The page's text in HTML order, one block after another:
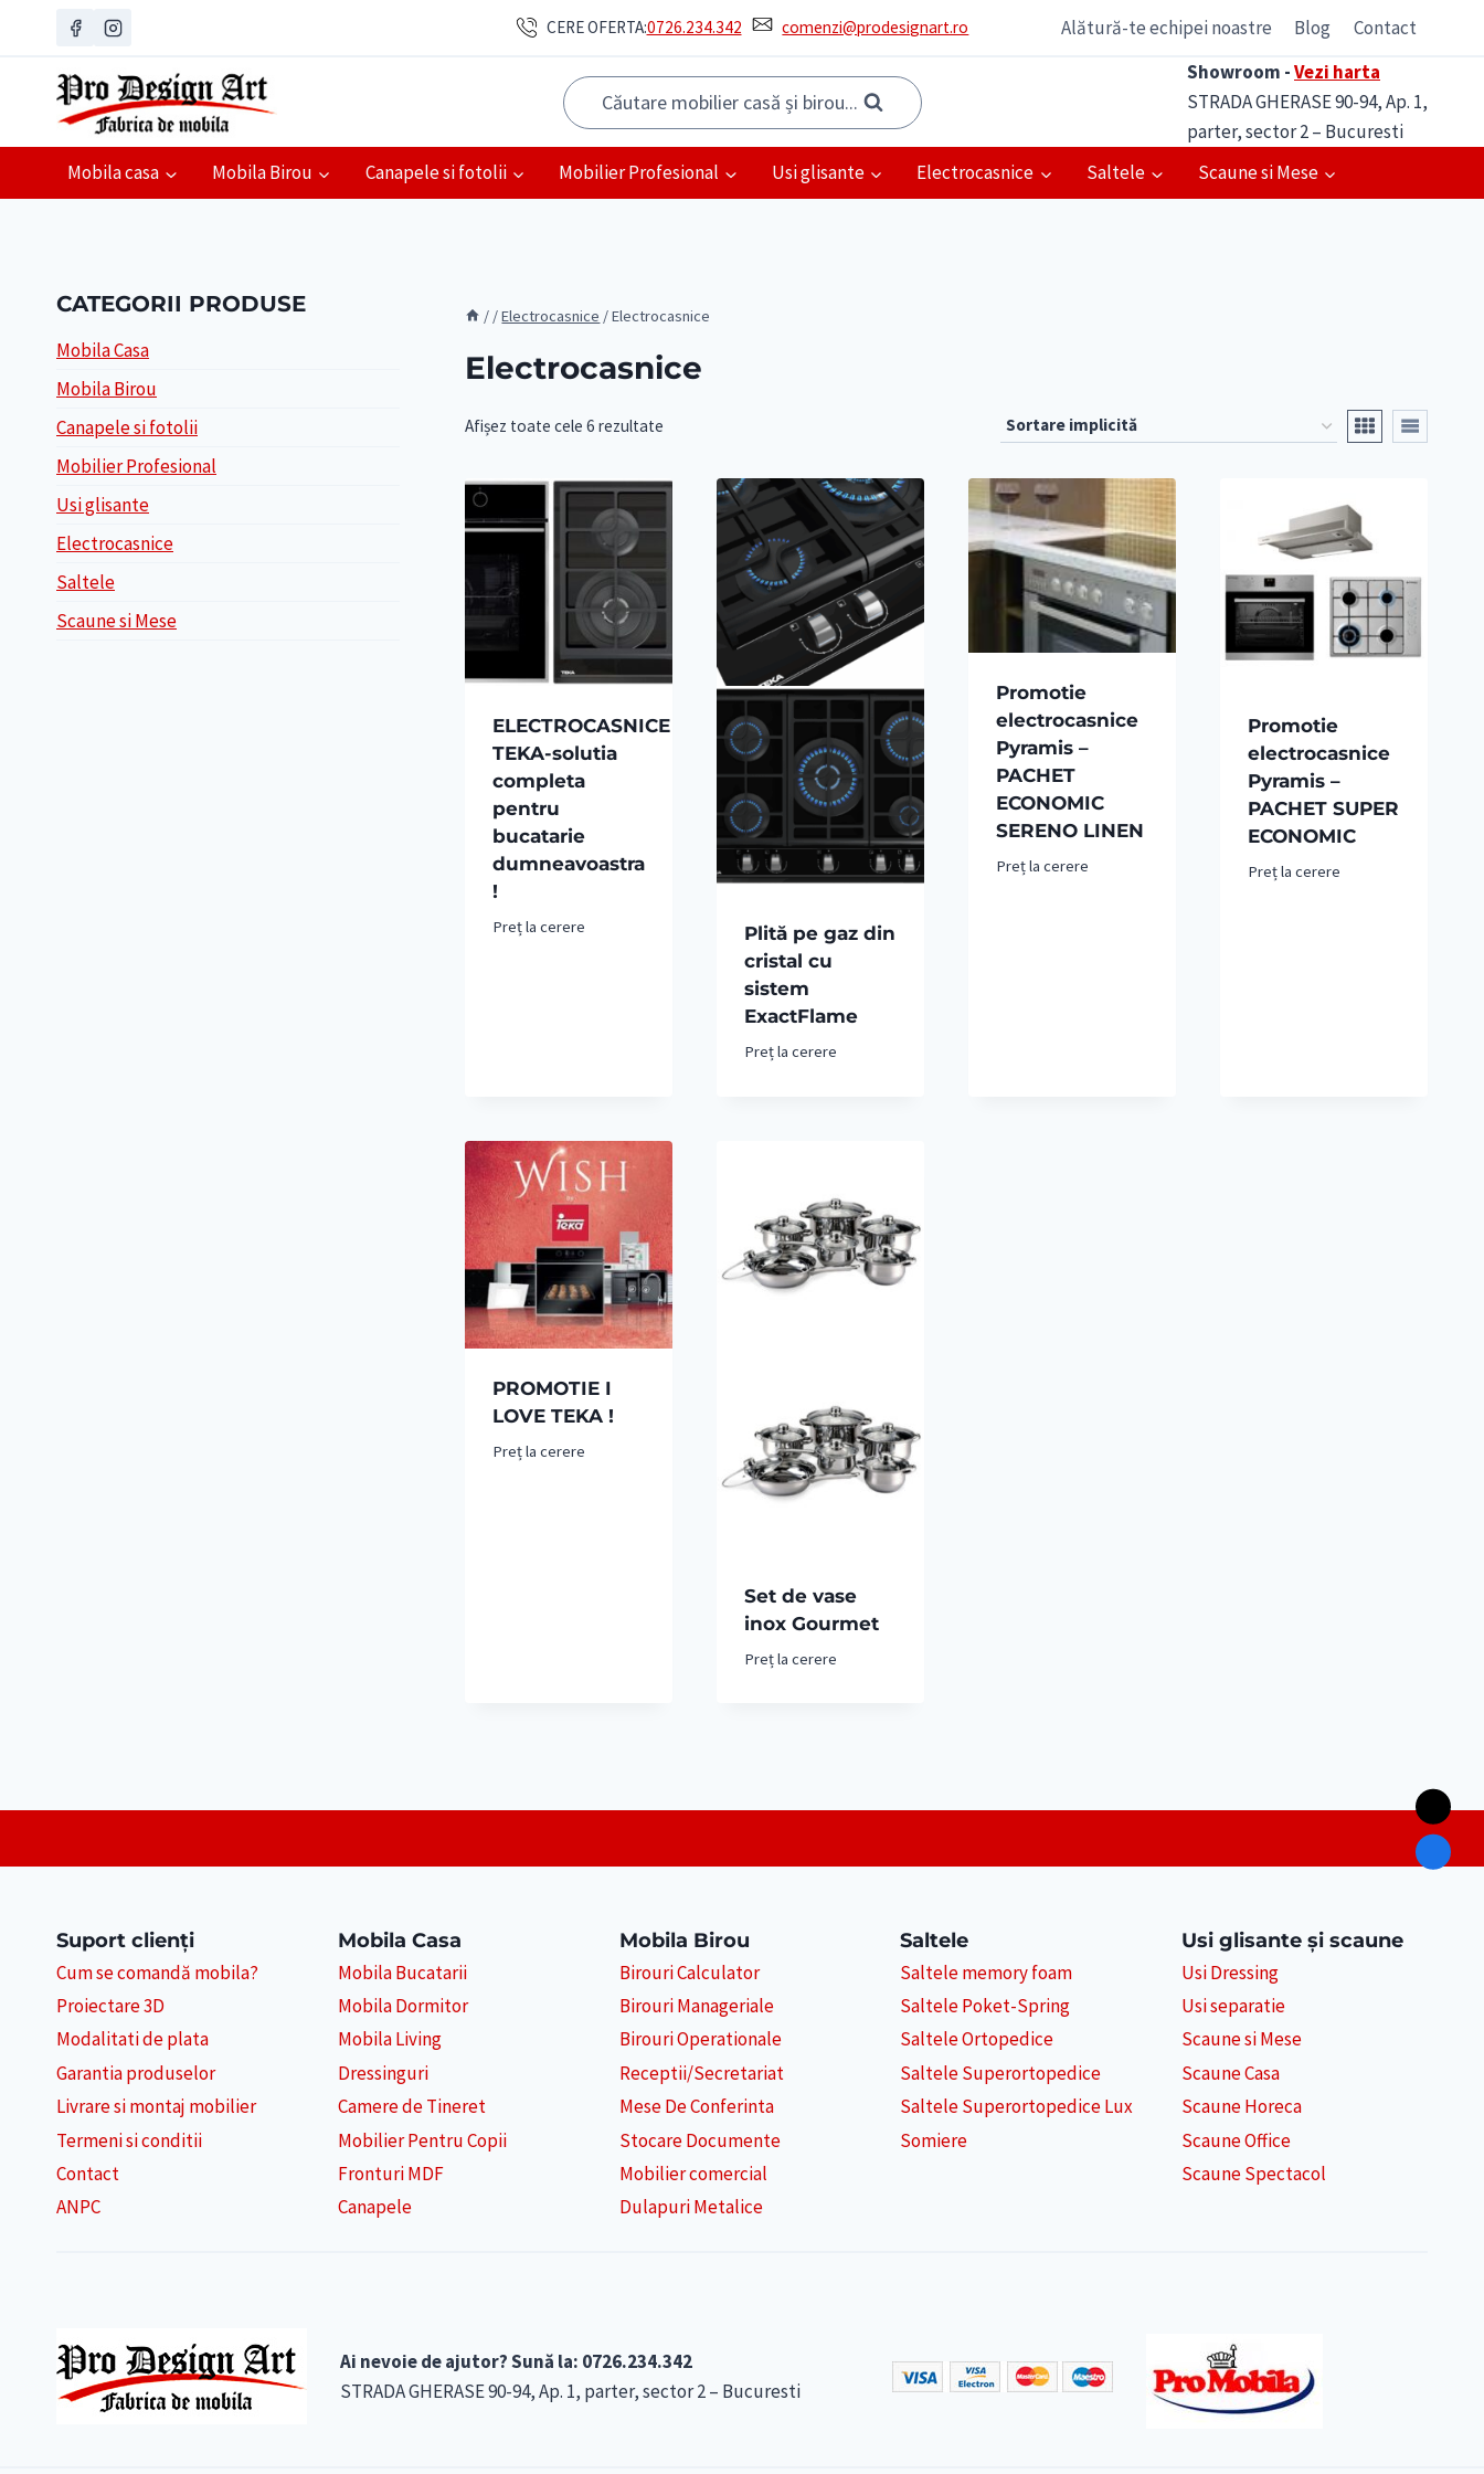
content
CERE OFERTA:0726.234.342 comenzi@prodesignart.ro Alătură-te echipei noastre Blog Contact
Căutare mobilier casă și birou...
Showroom -Vezi harta
STRADA GHERASE 90-94, Ap. 1,
parter, sector 2 – Bucuresti
Mobila casa
Mobila Birou Canapele si fotolii Mobilier Profesional Usi glisante Electrocasnice Saltele Scaune si Mese
/ /Electrocasnice /Electrocasnice
Electrocasnice
Afișez toate cele 6 rezultate
ELECTROCASNICE
TEKA-solutia
completa
pentru
bucatarie
dumneavoastra
!
Preț la cerere
Plită pe gaz din
cristal cu
sistem
ExactFlame
Preț la cerere
Promotie
electrocasnice
Pyramis –
PACHET
ECONOMIC
SERENO LINEN
Preț la cerere
Promotie
electrocasnice
Pyramis –
PACHET SUPER
ECONOMIC
Preț la cerere
PROMOTIE I
LOVE TEKA !
Preț la cerere
Set de vase
inox Gourmet
Preț la cerere
CATEGORII PRODUSE
Mobila Casa
Mobila Birou
Canapele si fotolii
Mobilier Profesional
Usi glisante
Electrocasnice
Saltele
Scaune si Mese
Suport clienți
Cum se comandă mobila?
Proiectare 3D
Modalitati de plata
Garantia produselor
Livrare si montaj mobilier
Termeni si conditii
Contact
ANPC
Mobila Casa
Mobila Bucatarii
Mobila Dormitor
Mobila Living
Dressinguri
Camere de Tineret
Mobilier Pentru Copii
Fronturi MDF
Canapele
Mobila Birou
Birouri Calculator
Birouri Manageriale
Birouri Operationale
Receptii/Secretariat
Mese De Conferinta
Stocare Documente
Mobilier comercial
Dulapuri Metalice
Saltele
Saltele memory foam
Saltele Poket-Spring
Saltele Ortopedice
Saltele Superortopedice
Saltele Superortopedice Lux
Somiere
Usi glisante și scaune
Usi Dressing
Usi separatie
Scaune si Mese
Scaune Casa
Scaune Horeca
Scaune Office
Scaune Spectacol
Ai nevoie de ajutor? Sună la: 0726.234.342
STRADA GHERASE 90-94, Ap. 1, parter, sector 2 – Bucuresti